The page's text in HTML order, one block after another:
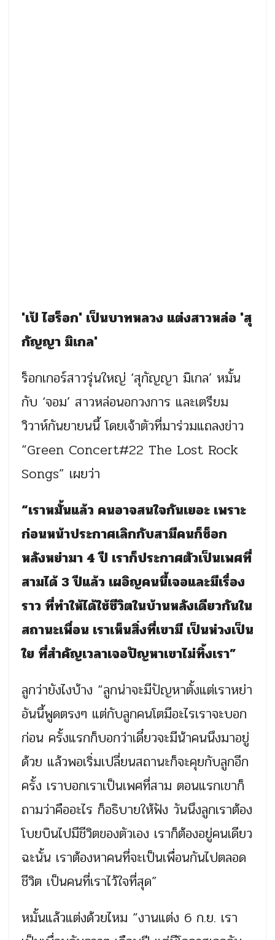
'เป้ ไฮร็อก' เป็นบาทหลวง แต่งสาวหล่อ 'สุ
กัญญา มิเกล'
ร็อกเกอร์สาวรุ่นใหญ่ ‘สุกัญญา มิเกล’ หมั้น
กับ ‘จอม’ สาวหล่อนอกวงการ และเตรียม
วิวาห์กันยายนนี้ โดยเจ้าตัวที่มาร่วมแถลงข่าว
“Green Concert#22 The Lost Rock
Songs” เผยว่า
“เราหมั้นแล้ว คนอาจสนใจกันเยอะ เพราะ
ก่อนหน้าประกาศเลิกกับสามีคนก็ช็อก
หลังหย่ามา 4 ปี เราก็ประกาศตัวเป็นเพศที่
สามได้ 3 ปีแล้ว เผอิญคนนี้เจอและมีเรื่อง
ราว ที่ทำให้ได้ใช้ชีวิตในบ้านหลังเดียวกันใน
สถานะเพื่อน เราเห็นสิ่งที่เขามี เป็นห่วงเป็น
ใย ที่สำคัญเวลาเจอปัญหาเขาไม่ทิ้งเรา”
ลูกว่ายังไงบ้าง “ลูกน่าจะมีปัญหาตั้งแต่เราหย่า
อันนี้พูดตรงๆ แต่กับลูกคนโตมีอะไรเราจะบอก
ก่อน ครั้งแรกก็บอกว่าเดี๋ยวจะมีน้าคนนึงมาอยู่
ด้วย แล้วพอเริ่มเปลี่ยนสถานะก็จะคุยกับลูกอีก
ครั้ง เราบอกเราเป็นเพศที่สาม ตอนแรกเขาก็
ถามว่าคืออะไร ก็อธิบายให้ฟัง วันนึงลูกเราต้อง
โบยบินไปมีชีวิตของตัวเอง เราก็ต้องอยู่คนเดียว
ฉะนั้น เราต้องหาคนที่จะเป็นเพื่อนกันไปตลอด
ชีวิต เป็นคนที่เราไว้ใจที่สุด”
หมั้นแล้วแต่งด้วยไหม “งานแต่ง 6 ก.ย. เรา